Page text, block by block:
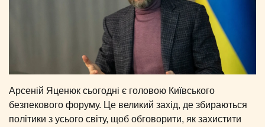
Арсеній Яценюк сьогодні є головою Київського
безпекового форуму. Це великий захід, де збираються
політики з усього світу, щоб обговорити, як захистити